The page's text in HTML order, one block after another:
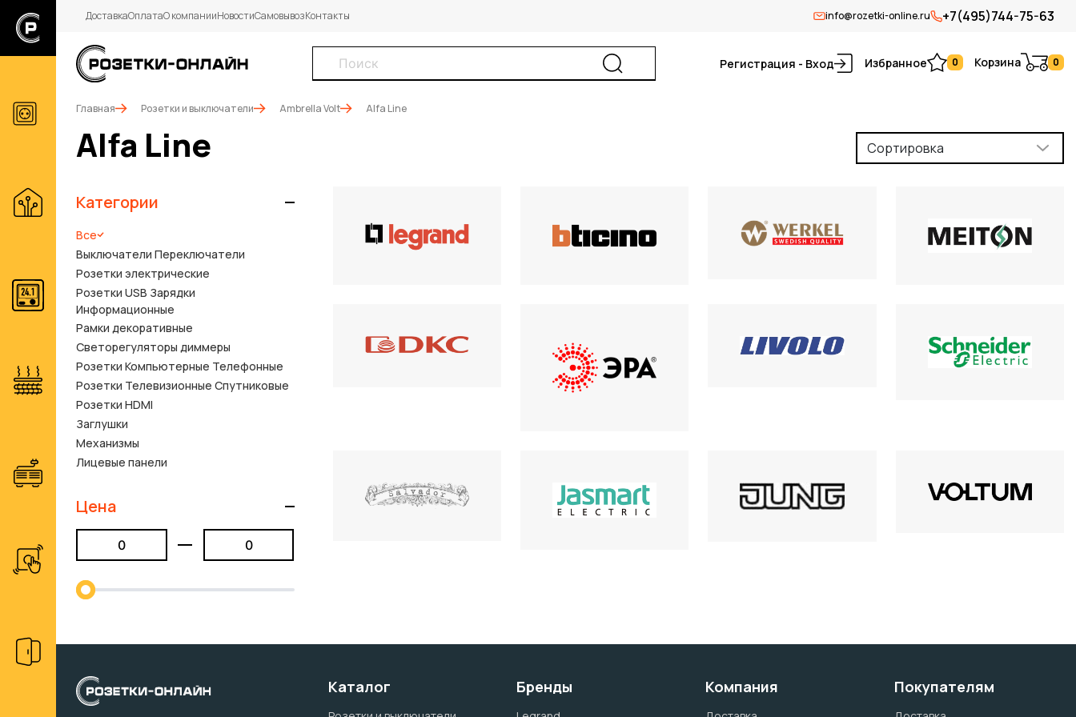
ДоставкаОплатаО компанииНовостиСамовывозКонтакты info@rozetki-online.ru +7(495)744-75-63
Регистрация - Вход Избранное 0 Корзина 0
Главная Розетки и выключатели Ambrella Volt Alfa Line
Alfa Line Сортировка
Категории
Все
Выключатели Переключатели
Розетки электрические
Розетки USB Зарядки
Информационные
Рамки декоративные
Светорегуляторы диммеры
Розетки Компьютерные Телефонные
Розетки Телевизионные Спутниковые
Розетки HDMI
Заглушки
Механизмы
Лицевые панели
Цена
Каталог Бренды Компания Покупателям